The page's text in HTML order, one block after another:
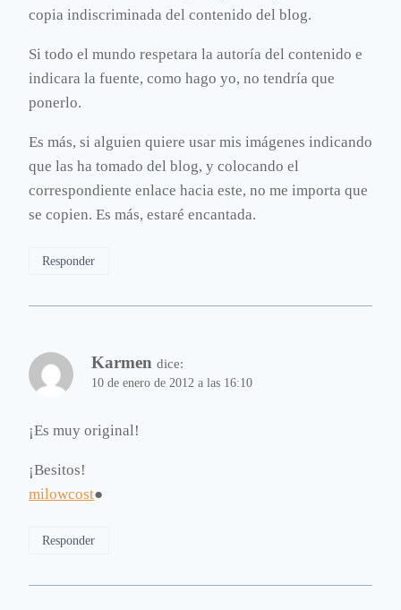
copia indiscriminada del contenido del blog.
Si todo el mundo respetara la autoría del contenido e
indicara la fuente, como hago yo, no tendría que
ponerlo.
Es más, si alguien quiere usar mis imágenes indicando
que las ha tomado del blog, y colocando el
correspondiente enlace hacia este, no me importa que
se copien. Es más, estaré encantada.
Responder
Karmen dice:
10 de enero de 2012 a las 16:10
¡Es muy original!
¡Besitos!
milowcost●
Responder